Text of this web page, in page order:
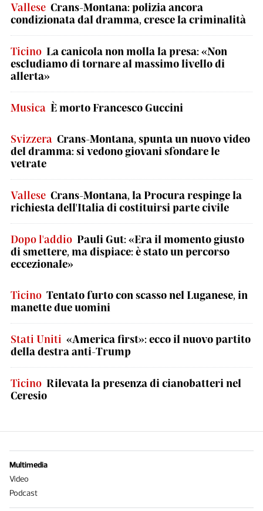
Vallese Crans-Montana: polizia ancora
condizionata dal dramma, cresce la criminalità
Ticino La canicola non molla la presa: «Non
escludiamo di tornare al massimo livello di
allerta»
Musica È morto Francesco Guccini
Svizzera Crans-Montana, spunta un nuovo video
del dramma: si vedono giovani sfondare le
vetrate
Vallese Crans-Montana, la Procura respinge la
richiesta dell'Italia di costituirsi parte civile
Dopo l'addio Pauli Gut: «Era il momento giusto
di smettere, ma dispiace: è stato un percorso
eccezionale»
Ticino Tentato furto con scasso nel Luganese, in
manette due uomini
Stati Uniti «America first»: ecco il nuovo partito
della destra anti-Trump
Ticino Rilevata la presenza di cianobatteri nel
Ceresio
Multimedia
Video
Podcast